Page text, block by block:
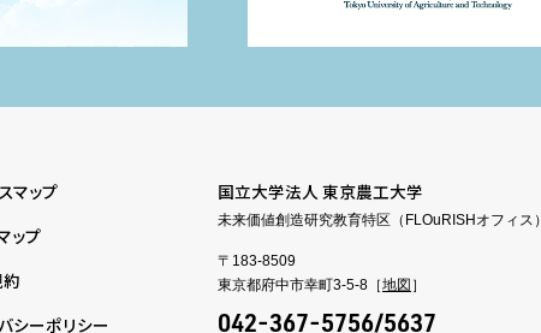
マップ
ップ
シーポリシー
国立大学法人 東京農工大学
未来価値創造研究教育特区（FLOuRISHオフィス）
〒183-8509
東京都府中市幸町3-5-8［地図 ］
042-367-5756/5637